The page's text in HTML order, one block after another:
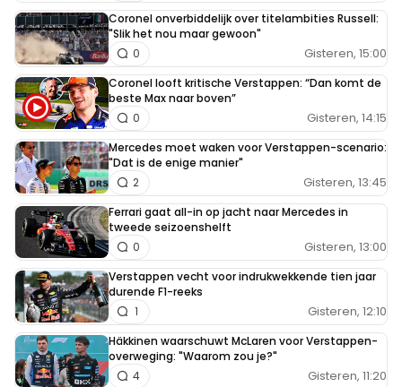
Coronel onverbiddelijk over titelambities Russell:
"Slik het nou maar gewoon"
Gisteren, 15:00
0
Coronel looft kritische Verstappen: “Dan komt de
beste Max naar boven”
Gisteren, 14:15
0
Mercedes moet waken voor Verstappen-scenario:
"Dat is de enige manier"
Gisteren, 13:45
2
Ferrari gaat all-in op jacht naar Mercedes in
tweede seizoenshelft
Gisteren, 13:00
0
Verstappen vecht voor indrukwekkende tien jaar
durende F1-reeks
Gisteren, 12:10
1
Häkkinen waarschuwt McLaren voor Verstappen-
overweging: "Waarom zou je?"
Gisteren, 11:20
4